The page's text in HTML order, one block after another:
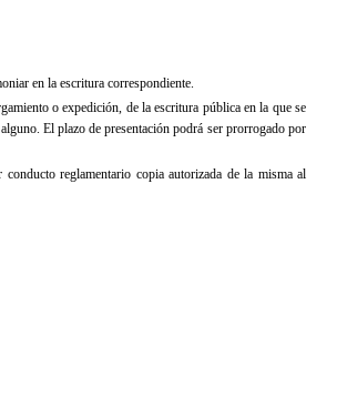
en la escritura correspondiente.
o expedición, de la escritura pública en la que se
El plazo de presentación podrá ser prorrogado por
reglamentario copia autorizada de la misma al